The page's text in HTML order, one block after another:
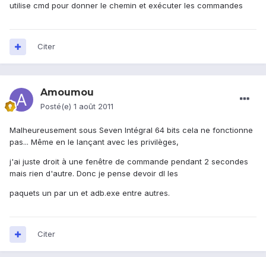
utilise cmd pour donner le chemin et exécuter les commandes
Citer
Amoumou
Posté(e) 1 août 2011
Malheureusement sous Seven Intégral 64 bits cela ne fonctionne
pas... Même en le lançant avec les privilèges,
j'ai juste droit à une fenêtre de commande pendant 2 secondes
mais rien d'autre. Donc je pense devoir dl les
paquets un par un et adb.exe entre autres.
Citer